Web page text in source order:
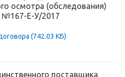
осмотра (обследования)
№167-Е-У/2017
(742.03 КБ)
поставщика